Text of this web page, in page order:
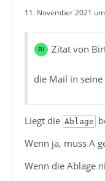
11. November 2021
Zitat von
die Mail in
Liegt die Ablage
Wenn ja, muss A
Wenn die Ablage